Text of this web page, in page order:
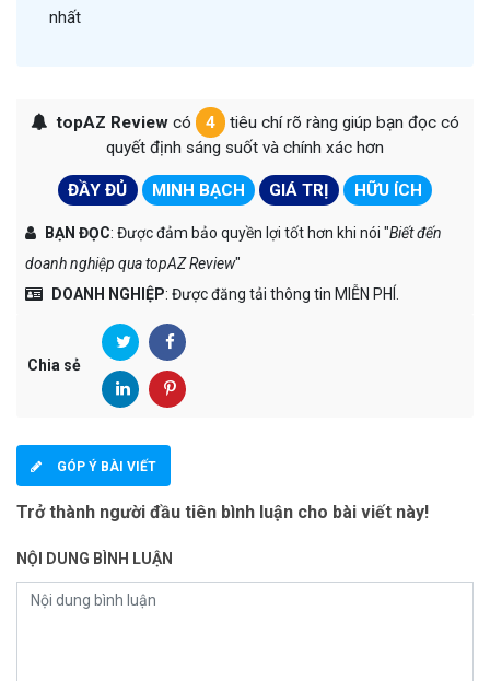
nhất
topAZ Reviewcó 4
tiêu chí rõ ràng giúp bạn đọc có
quyết định sáng suốt và chính xác hơn
ĐẦY ĐỦ MINH BẠCH GIÁ TRỊ HỮU ÍCH
BẠN ĐỌC: Được đảm bảo quyền lợi tốt hơn khi nói "Biết đến
doanh nghiệp qua topAZ Review"
DOANH NGHIỆP: Được đăng tải thông tin MIỄN PHÍ.
Chia sẻ
GÓP Ý BÀI VIẾT
Trở thành người đầu tiên bình luận cho bài viết này!
NỘI DUNG BÌNH LUẬN